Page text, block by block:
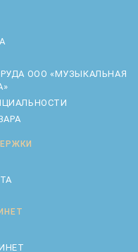
ООО «МУЗЫКАЛЬНАЯ